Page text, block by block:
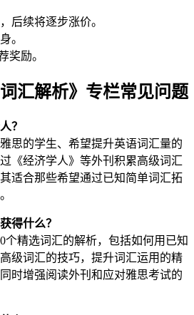
后续将逐步涨价。
。
奖励。
汇解析》专栏常见问题
？
思的学生、希望提升英语词汇量的
《经济学人》等外刊积累高级词汇
适合那些希望通过已知简单词汇拓
得什么？
个精选词汇的解析，包括如何用已知
级词汇的技巧，提升词汇运用的精
时增强阅读外刊和应对雅思考试的